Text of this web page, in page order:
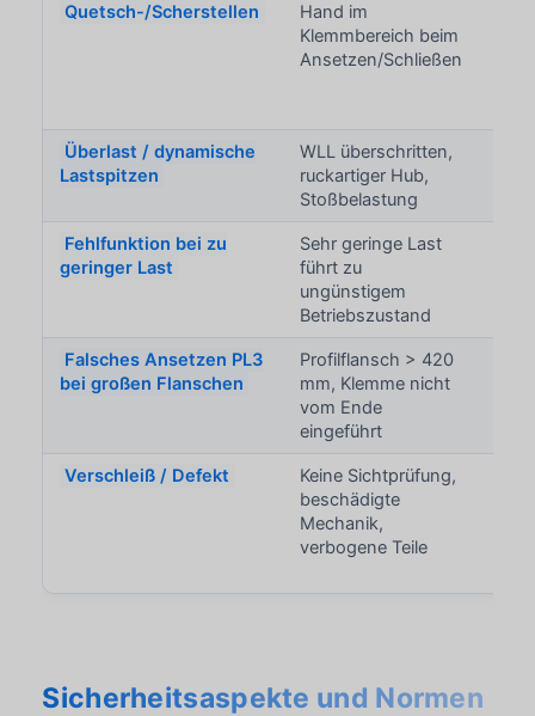
Quetsch-/Scherstellen
Hand im
Klemmbereich beim
Ansetzen/Schließen
Überlast / dynamische
Lastspitzen
WLL überschritten,
ruckartiger Hub,
Stoßbelastung
Fehlfunktion bei zu
geringer Last
Sehr geringe Last
führt zu
ungünstigem
Betriebszustand
Falsches Ansetzen PL3
bei großen Flanschen
Profilflansch > 420
mm, Klemme nicht
vom Ende
eingeführt
Verschleiß / Defekt
Keine Sichtprüfung,
beschädigte
Mechanik,
verbogene Teile
Sicherheitsaspekte und Normen